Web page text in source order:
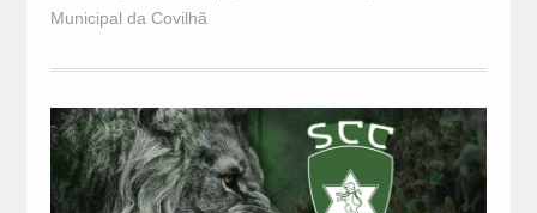
Municipal da Covilhã